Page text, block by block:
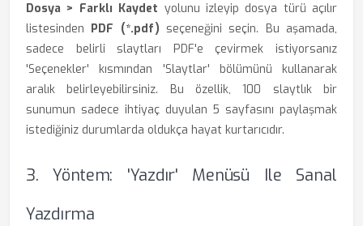
Dosya > Farklı Kaydet yolunu izleyip dosya türü açılır
listesinden PDF (*.pdf) seçeneğini seçin. Bu aşamada,
sadece belirli slaytları PDF'e çevirmek istiyorsanız
'Seçenekler' kısmından 'Slaytlar' bölümünü kullanarak
aralık belirleyebilirsiniz. Bu özellik, 100 slaytlık bir
sunumun sadece ihtiyaç duyulan 5 sayfasını paylaşmak
istediğiniz durumlarda oldukça hayat kurtarıcıdır.
3. Yöntem: 'Yazdır' Menüsü Ile Sanal
Yazdırma